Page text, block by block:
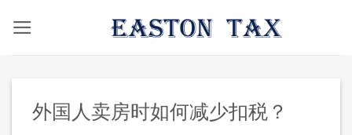
内
外国人卖房时如何减少扣税？